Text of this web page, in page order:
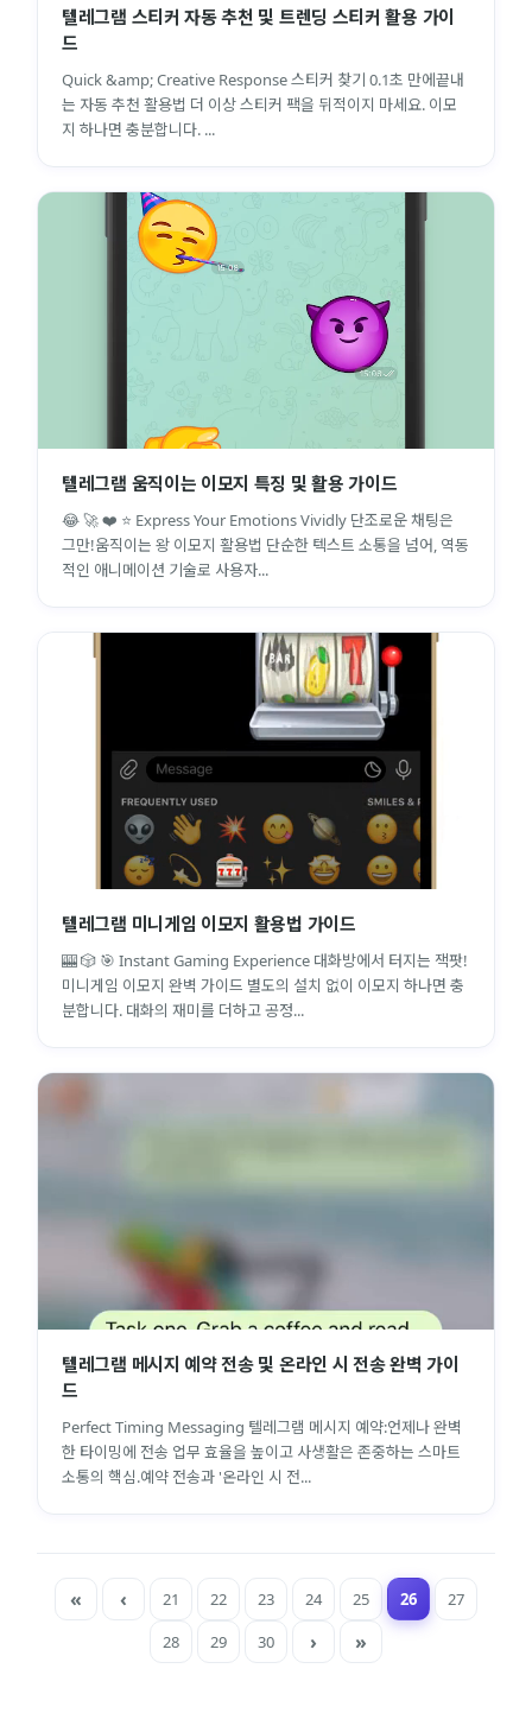
텔레그램 스티커 자동 추천 및 트렌딩 스티커 활용 가이
드
Quick &amp; Creative Response 스티커 찾기 0.1초 만에끝내
는 자동 추천 활용법 더 이상 스티커 팩을 뒤적이지 마세요. 이모
지 하나면 충분합니다. ...
텔레그램 움직이는 이모지 특징 및 활용 가이드
😂 🚀 ❤️ ⭐ Express Your Emotions Vividly 단조로운 채팅은
그만!움직이는 왕 이모지 활용법 단순한 텍스트 소통을 넘어, 역동
적인 애니메이션 기술로 사용자...
텔레그램 미니게임 이모지 활용법 가이드
🎰 🎲 🎯 Instant Gaming Experience 대화방에서 터지는 잭팟!
미니게임 이모지 완벽 가이드 별도의 설치 없이 이모지 하나면 충
분합니다. 대화의 재미를 더하고 공정...
텔레그램 메시지 예약 전송 및 온라인 시 전송 완벽 가이
드
Perfect Timing Messaging 텔레그램 메시지 예약:언제나 완벽
한 타이밍에 전송 업무 효율을 높이고 사생활은 존중하는 스마트
소통의 핵심.예약 전송과 '온라인 시 전...
21 22 23 24 25 26
27
28
29 30